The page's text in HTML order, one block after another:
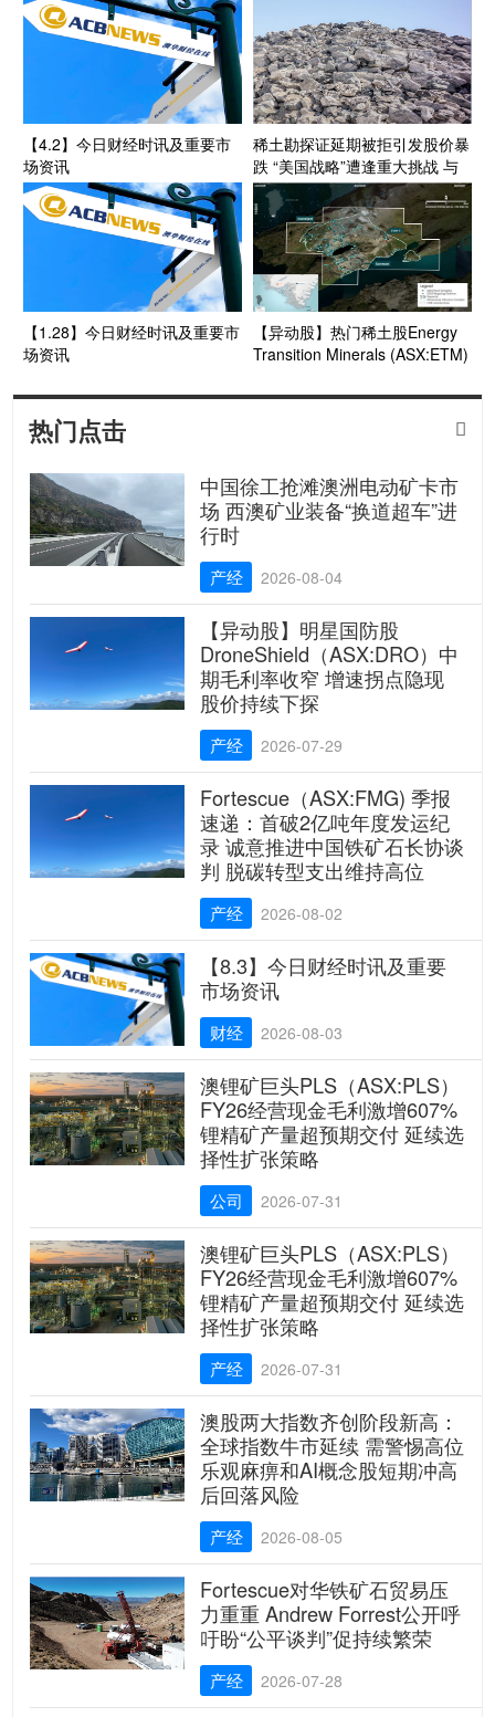
Project Vault计划指定采购商
Traxys就Penouta锡钽铌矿山签
署包销MoU
【4.2】今日财经时讯及重要市
场资讯
稀土勘探证延期被拒引发股价暴
跌 “美国战略”遭逢重大挑战 与
盛和资源割袍断义之后Energy
Transition Minerals (ASX:ETM)
又将走向何方？
【1.28】今日财经时讯及重要市
场资讯
【异动股】热门稀土股Energy
Transition Minerals (ASX:ETM)
讼最新进展 股价回落逾10%
热门点击 
中国徐工抢滩澳洲电动矿卡市
场 西澳矿业装备“换道超车”进
行时
产经 2026-08-04
【异动股】明星国防股
DroneShield（ASX:DRO）中
期毛利率收窄 增速拐点隐现
股价持续下探
产经 2026-07-29
Fortescue（ASX:FMG) 季报
速递：首破2亿吨年度发运纪
录 诚意推进中国铁矿石长协谈
判 脱碳转型支出维持高位
产经 2026-08-02
【8.3】今日财经时讯及重要
市场资讯
财经 2026-08-03
澳锂矿巨头PLS（ASX:PLS）
FY26经营现金毛利激增607%
锂精矿产量超预期交付 延续选
择性扩张策略
公司 2026-07-31
澳锂矿巨头PLS（ASX:PLS）
FY26经营现金毛利激增607%
锂精矿产量超预期交付 延续选
择性扩张策略
产经 2026-07-31
澳股两大指数齐创阶段新高：
全球指数牛市延续 需警惕高位
乐观麻痹和AI概念股短期冲高
后回落风险
产经 2026-08-05
Fortescue对华铁矿石贸易压
力重重 Andrew Forrest公开呼
吁盼“公平谈判”促持续繁荣
产经 2026-07-28